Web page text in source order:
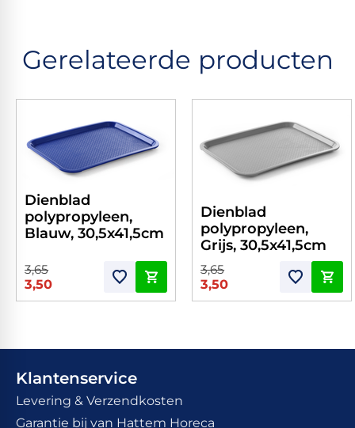
Gerelateerde producten
Dienblad
polypropyleen,
Blauw, 30,5x41,5cm
3,65
3,50
Dienblad
polypropyleen,
Grijs, 30,5x41,5cm
3,65
3,50
Klantenservice
Levering & Verzendkosten
Garantie bij van Hattem Horeca